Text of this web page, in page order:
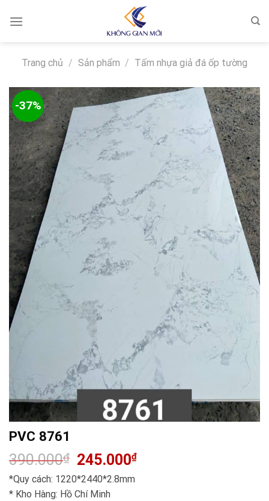
Trang chủ / Sản phẩm / Tấm nhựa giả đá ốp tường
-37%
PVC 8761
390.000₫
Giá
gốc
là:
390.000₫.
245.000₫Giá
hiện
*Quy cách: 1220*2440*2.8mm
* Kho Hàng: Hồ Chí Minh